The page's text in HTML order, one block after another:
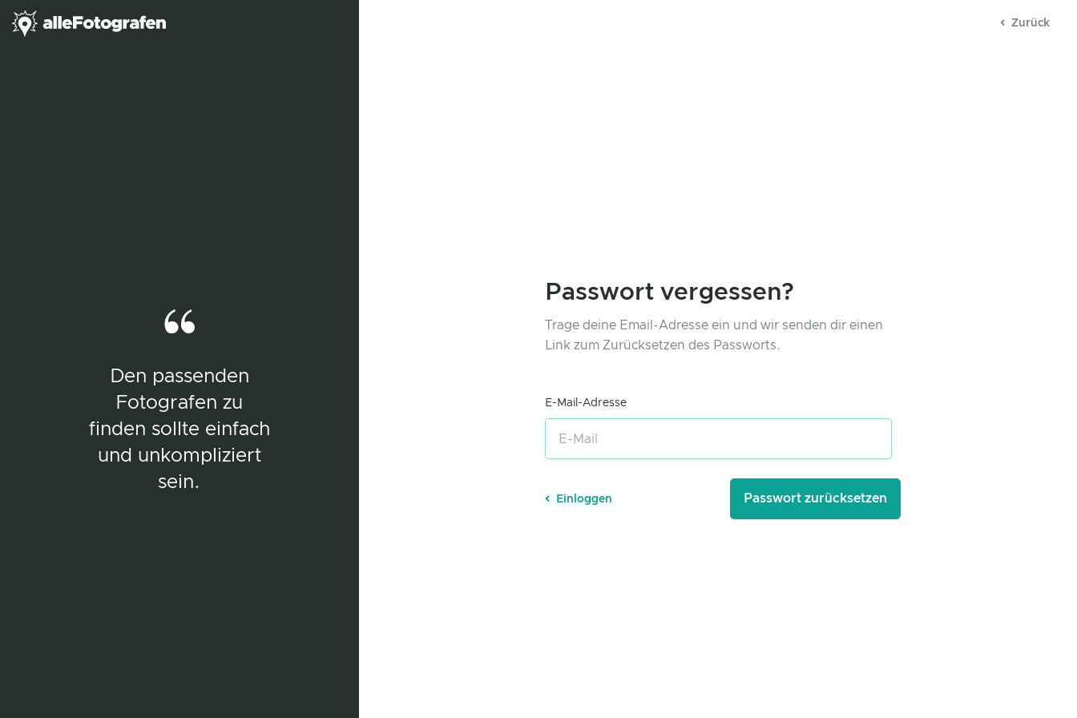
Zurück
Den passenden
Fotografen zu
finden sollte einfach
und unkompliziert
sein.
Passwort vergessen?
Trage deine Email-Adresse ein und wir senden dir einen
Link zum Zurücksetzen des Passworts.
E-Mail-Adresse
Einloggen